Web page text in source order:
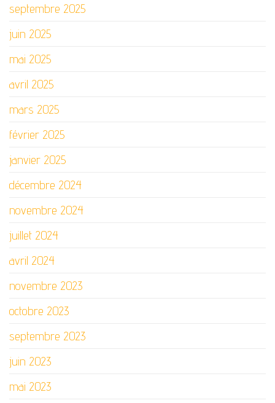
septembre 2025
juin 2025
mai 2025
avril 2025
mars 2025
février 2025
janvier 2025
décembre 2024
novembre 2024
juillet 2024
avril 2024
novembre 2023
octobre 2023
septembre 2023
juin 2023
mai 2023